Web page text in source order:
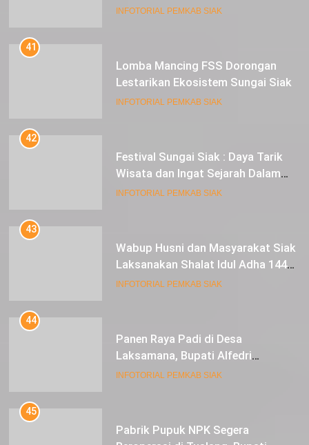
Pasar Tradisional
INFOTORIAL PEMKAB SIAK
41
Lomba Mancing FSS Dorongan
Lestarikan Ekosistem Sungai Siak
INFOTORIAL PEMKAB SIAK
42
Festival Sungai Siak : Daya Tarik
Wisata dan Ingat Sejarah Dalam
Lestarikan Peradaban
INFOTORIAL PEMKAB SIAK
43
Wabup Husni dan Masyarakat Siak
Laksanakan Shalat Idul Adha 1445
Hijriah di Lapangan Tugu Siak
INFOTORIAL PEMKAB SIAK
44
Panen Raya Padi di Desa
Laksamana, Bupati Alfedri
Serahkan 16 Unit Mesin Pompa Air
INFOTORIAL PEMKAB SIAK
45
Pabrik Pupuk NPK Segera